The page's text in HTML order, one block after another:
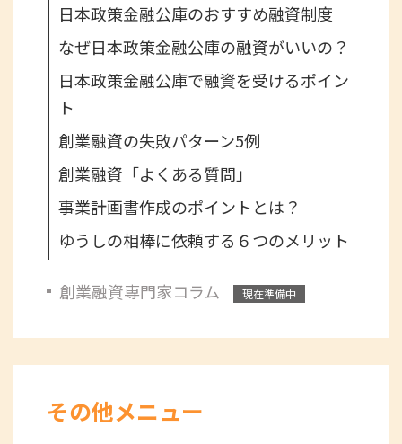
日本政策金融公庫のおすすめ融資制度
なぜ日本政策金融公庫の融資がいいの？
日本政策金融公庫で融資を受けるポイン
ト
創業融資の失敗パターン5例
創業融資「よくある質問」
事業計画書作成のポイントとは？
ゆうしの相棒に依頼する６つのメリット
創業融資専門家コラム 現在準備中
その他メニュー